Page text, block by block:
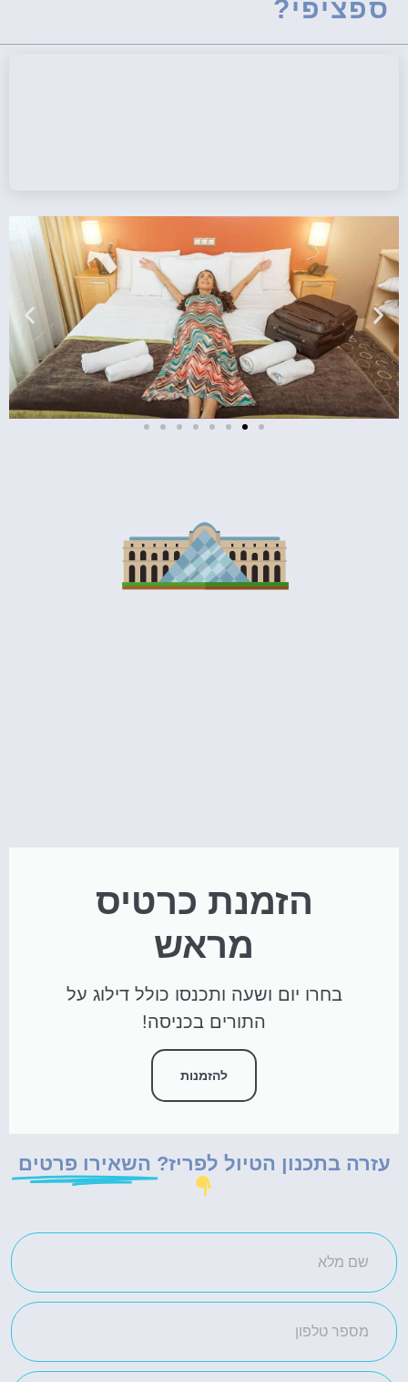
ספציפי?
הזמנת כרטיס
מראש
בחרו יום ושעה ותכנסו כולל דילוג על
התורים בכניסה!
להזמנות
עזרה בתכנון הטיול לפריז? השאירו פרטים